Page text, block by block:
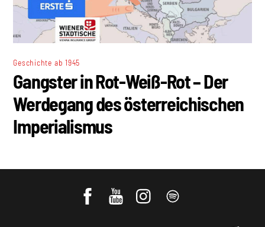
Geschichte ab 1945
Gangster in Rot-Weiß-Rot – Der
Werdegang des österreichischen
Imperialismus